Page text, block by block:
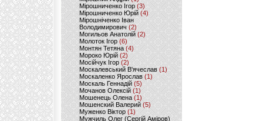
Мірошниченко Ігор (3)
Мірошниченко Юрій(4)
Мірошніченко Іван
Володимирович (2)
Могильов Анатолій (2)
Молоток Ігор (6)
Монтян Тетяна (4)
Мороко Юрій(2)
Мосійчук Ігор (2)
Москалевський В'ячеслав (1)
Москаленко Ярослав (1)
Москаль Геннадій (5)
Мочанов Олексій(1)
Мошенець Олена(1)
Мошенский Валерий (5)
Муженко Віктор (1)
Мужчиль Олег (Сергій Аміров)